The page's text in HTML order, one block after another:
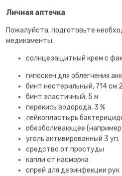
Личная аптечка
Пожалуйста, подготовьте
медикаменты:
солнцезащитный крем с
гипоскен для облегчения
бинт нестерильный, 714 см
бинт эластичный, 5 м
перекись водорода, 3 %
лейкопластырь
обезболивающее
уголь активированный 3 уп.
средство от простуды
капли от насморка
спрей для дезинфекции рук